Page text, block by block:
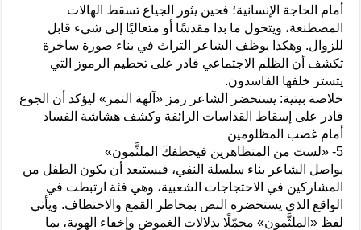
أمام الحاجة الإنسانية؛ فحين يثور الجياع تسقط الهالات
المصطنعة، ويتحول ما بدا مقدسًا أو متعاليًا إلى شيء قابل
للزوال. وهكذا يوظف الشاعر التراث في بناء صورة ساخرة
تكشف أن الظلم الاجتماعي قادر على تحطيم الرموز التي
يتستر خلفها الفاسدون.
خلاصة بيتية: يستحضر الشاعر رمز «آلهة التمر» ليؤكد أن الجوع
قادر على إسقاط القداسات الزائفة وكشف هشاشة الفساد
أمام غضب المظلومين
5- «لستَ من المتظاهرين فيخطفكَ الملثَّمون»
يواصل الشاعر بناء سلسلة النفي، فيستبعد أن يكون الطفل من
المشاركين في الاحتجاجات الشعبية، وهي فئة ارتبطت في
الواقع الذي يستحضره النص بمخاطر القمع والاختطاف. ويأتي
لفظ «الملثَّمون» محمّلًا بدلالات الغموض وإخفاء الهوية، بما